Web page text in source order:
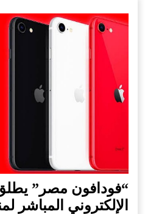
“فودافون مصر”
الإلكتروني المباشر